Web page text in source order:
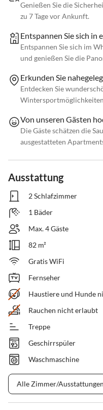
Genießen Sie die
zu 7 Tage vor Ankunft.
Entspannen Sie sich
Entspannen Sie sich im
und genießen Sie die
Erkunden Sie
Entdecken Sie
Von unseren Gästen
Die Gäste schätzen die
ausgestatteten
Ausstattung
2 Schlafzimmer
1 Bäder
Max. 4 Gäste
82 m²
Gratis WiFi
Fernseher
Haustiere und Hunde
Rauchen nicht erlaubt
Treppe
Geschirrspüler
Waschmaschine
Alle Zimmer/